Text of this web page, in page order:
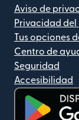
Aviso de
Privacidad
Tus opciones
Centro de
Seguridad
Accesibilidad